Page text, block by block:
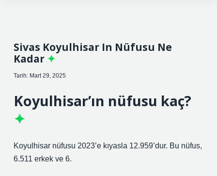
Sivas Koyulhisar In Nüfusu Ne
Kadar
Tarih: Mart 29, 2025
Koyulhisar’ın nüfusu kaç?
Koyulhisar nüfusu 2023’e kıyasla 12.959’dur. Bu nüfus,
6.511 erkek ve 6.